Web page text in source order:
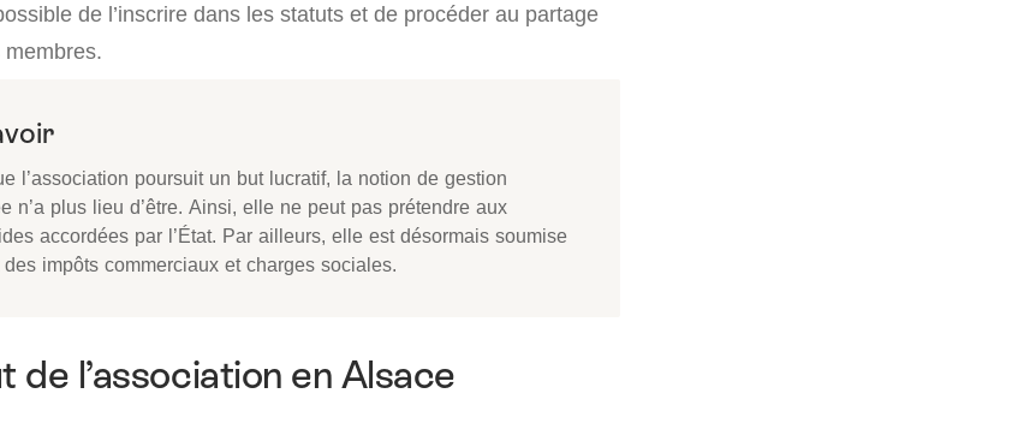
de l’inscrire dans les statuts et de procéder au partage
l’association poursuit un but lucratif, la notion de gestion
n’a plus lieu d’être. Ainsi, elle ne peut pas prétendre aux
accordées par l’État. Par ailleurs, elle est désormais soumise
impôts commerciaux et charges sociales.
de l’association en Alsace